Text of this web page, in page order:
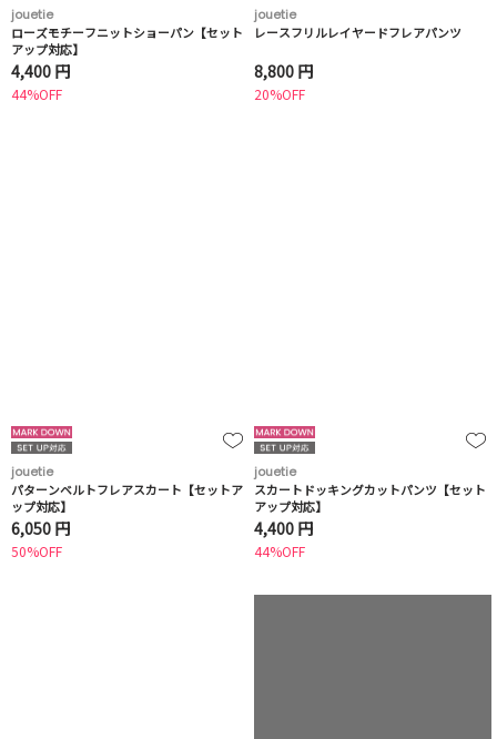
jouetie
ローズモチーフニットショーパン【セット
アップ対応】
4,400 円
44%OFF
jouetie
レースフリルレイヤードフレアパンツ
8,800 円
20%OFF
jouetie
パターンベルトフレアスカート【セットア
ップ対応】
6,050 円
50%OFF
jouetie
スカートドッキングカットパンツ【セット
アップ対応】
4,400 円
44%OFF